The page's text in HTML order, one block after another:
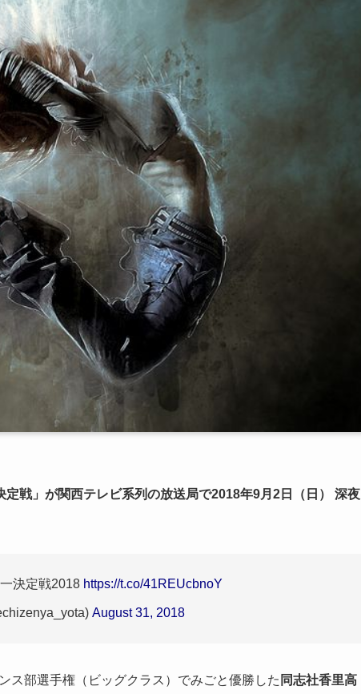
戦」が関西テレビ系列の放送局で2018年9月2日（日） 深夜
決定戦2018 https://t.co/41REUcbnoY
August 31, 2018
ス部選手権（ビッグクラス）でみごと優勝した 同志社香里高